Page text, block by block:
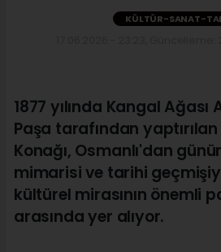
KÜLTÜR-SANAT-
1877 yılında Kangal
Paşa tarafından
Konağı, Osmanlı'dan
mimarisi ve tarihi
kültürel mirasının önemli
arasında yer alıyor.